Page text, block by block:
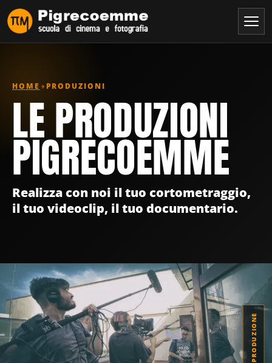
HOME PRODUZIONI
LE PRODUZIONI
PIGRECOEMME
Realizza con noi il tuo cortometraggio,
il tuo videoclip, il tuo documentario.
PRODUZIONE